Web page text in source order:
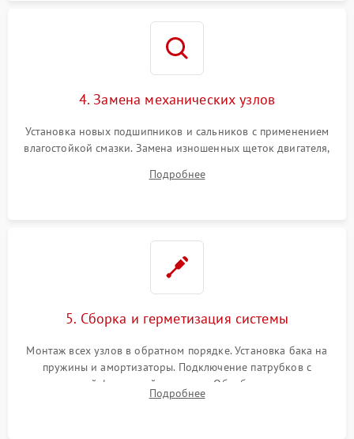
4. Замена механических узлов
Установка новых подшипников и сальников с применением
влагостойкой смазки. Замена изношенных щеток двигателя,
или поврежденной резиновой манжеты.
Подробнее
5. Сборка и герметизация системы
Монтаж всех узлов в обратном порядке. Установка бака на
пружины и амортизаторы. Подключение патрубков с
надежной фиксацией хомутами. Обработка стыков
герметиком для предотвращения возможных протечек воды.
Подробнее